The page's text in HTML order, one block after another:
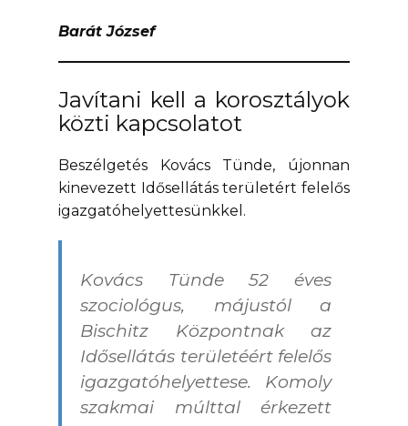
Barát József
Javítani kell a korosztályok
közti kapcsolatot
Beszélgetés Kovács Tünde, újonnan
kinevezett Idősellátás területért felelős
igazgatóhelyettesünkkel.
Kovács Tünde 52 éves
szociológus, májustól a
Bischitz Központnak az
Idősellátás területéért felelős
igazgatóhelyettese. Komoly
szakmai múlttal érkezett